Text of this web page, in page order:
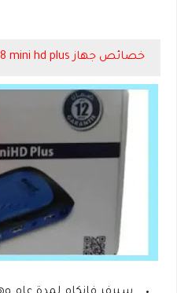
خصائص جهاز gn rs8 mini hd plus